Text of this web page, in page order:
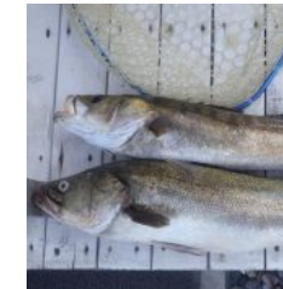
Contact us
採用情報
Recruit